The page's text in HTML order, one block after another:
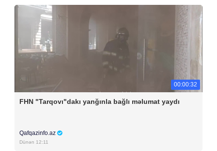
00:00:32
FHN "Tarqovı"dakı yanğınla bağlı məlumat yaydı
Qafqazinfo.az
Dünən 12:11